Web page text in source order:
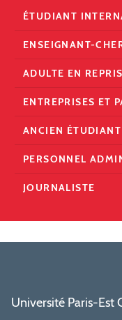
ÉTUDIANT
ENSEIGNANT-
ADULTE EN
ENTREPRISES ET
ANCIEN ÉTUDIANT
PERSONNEL
JOURNALISTE
Université Paris-Est